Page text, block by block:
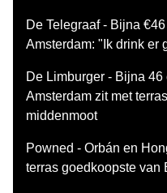
De Telegraaf - Bijna
Amsterdam: "Ik drink er
De Limburger - Bijna
Amsterdam zit met
middenmoot
Powned - Orbán en
terras goedkoopste van